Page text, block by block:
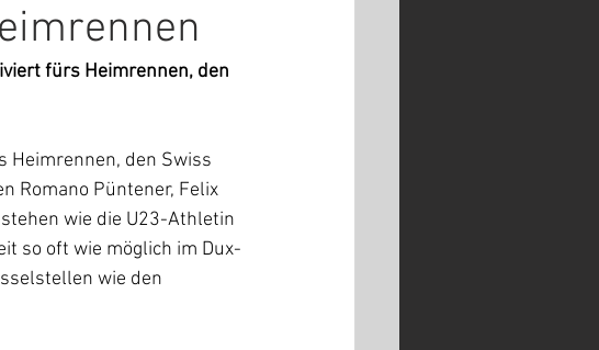
fürs Heimrennen, den
Heimrennen, den Swiss
Romano Püntener, Felix
wie die U23-Athletin
so oft wie möglich im Dux-
wie den